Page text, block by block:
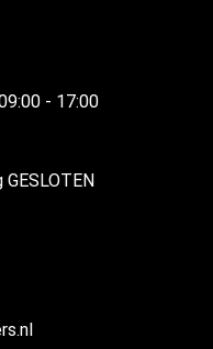
- 17:00